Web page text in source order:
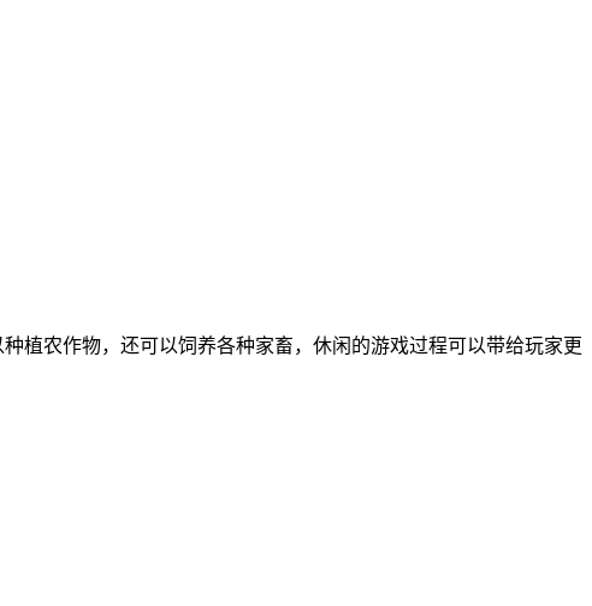
植农作物，还可以饲养各种家畜，休闲的游戏过程可以带给玩家更